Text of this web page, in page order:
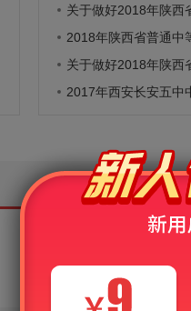
关于做好2018年陕西
2018年陕西省普通中
关于做好2018年陕西
2017年西安长安五中